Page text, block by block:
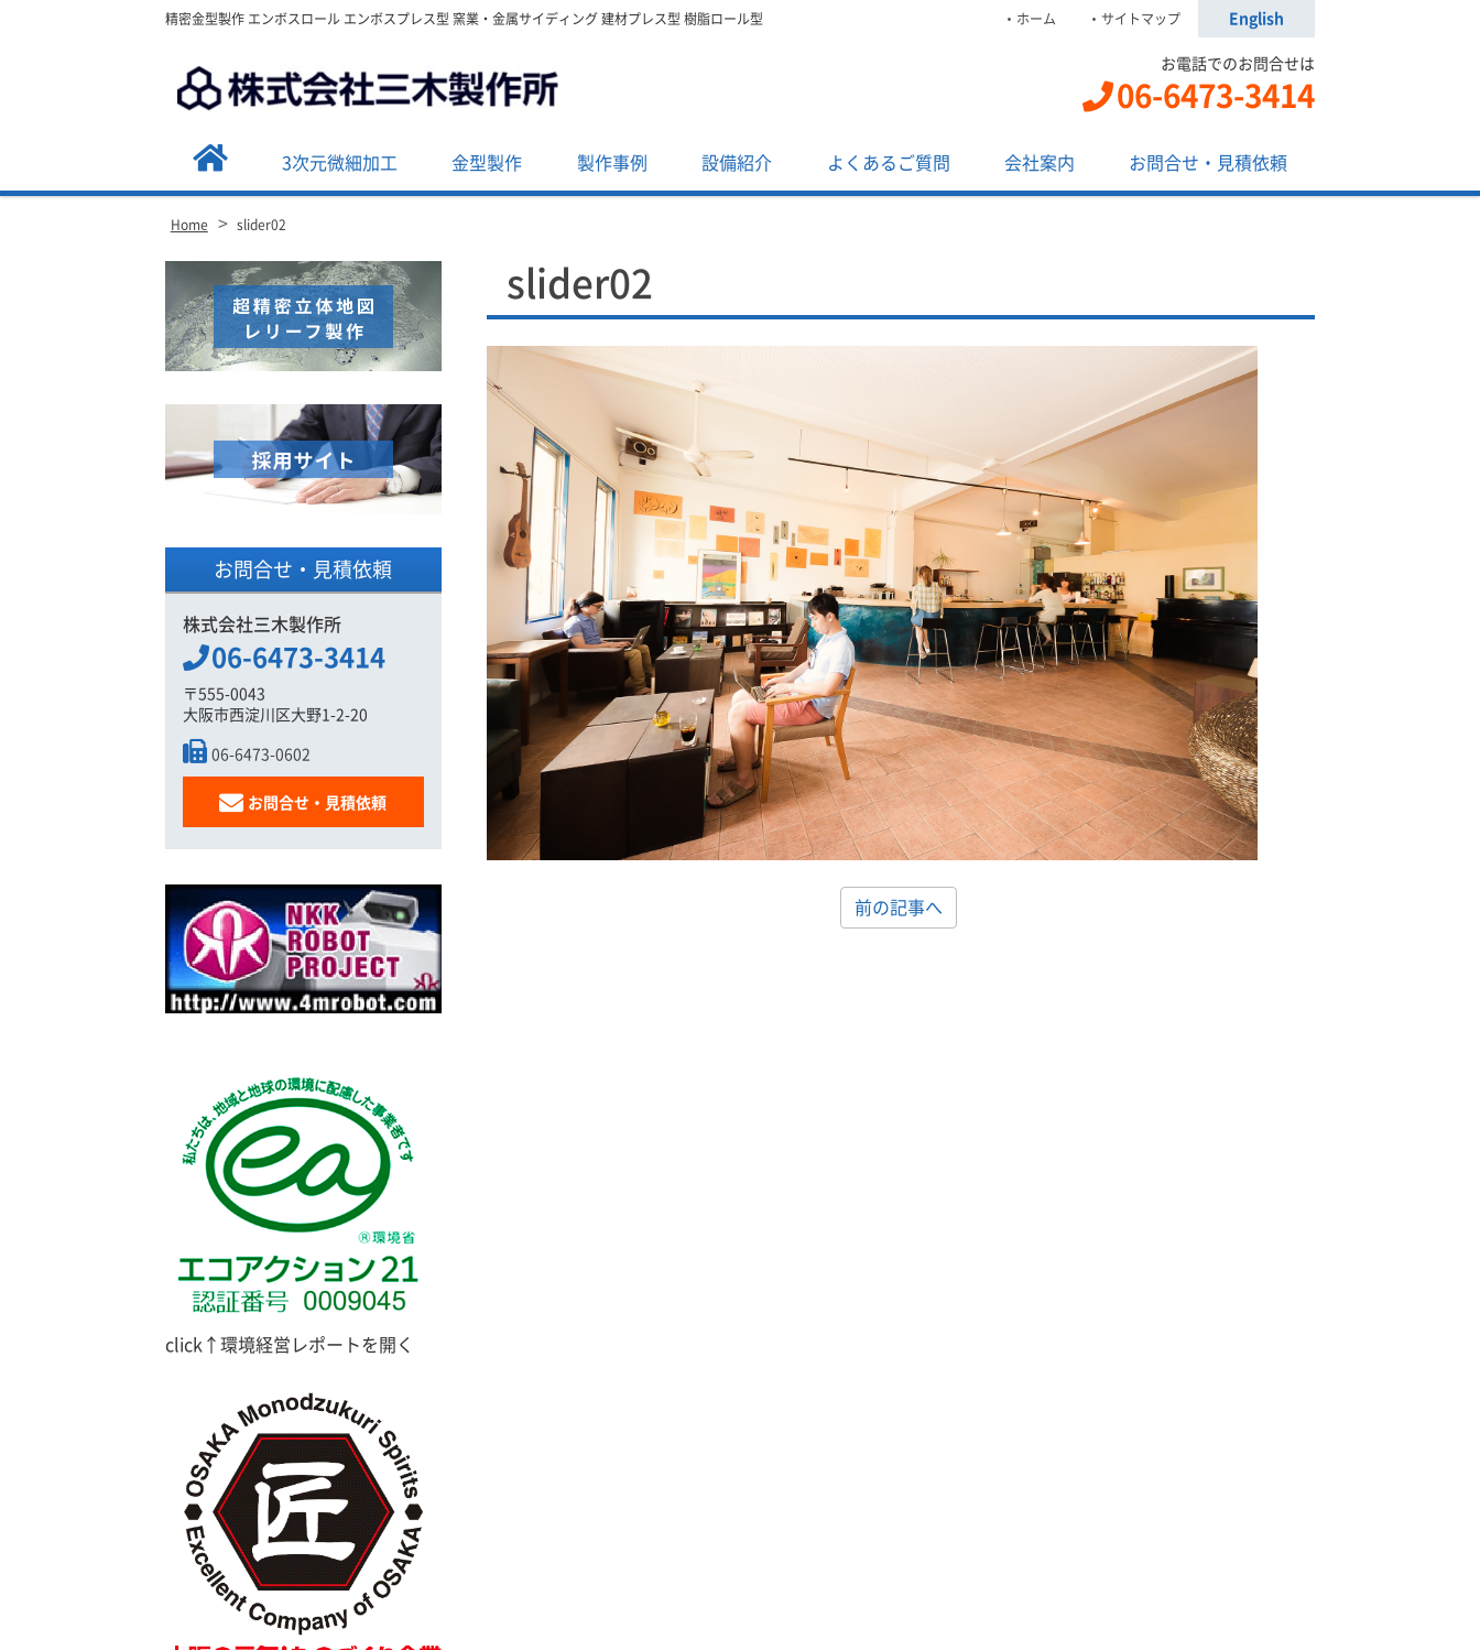
精密金型製作 エンボスロール エンボスプレス型 窯業・金属サイディング 建材プレス型 樹脂ロール型 ホーム サイトマップ English
お電話でのお問合せは
06-6473-3414
3次元微細加工 金型製作 製作事例 設備紹介 よくあるご質問 会社案内 お問合せ・見積依頼
Home > slider02
slider02
前の記事へ
お問合せ・見積依頼
株式会社三木製作所
06-6473-3414
〒555-0043
大阪市西淀川区大野1-2-20
06-6473-0602
お問合せ・見積依頼
click↑環境経営レポートを開く